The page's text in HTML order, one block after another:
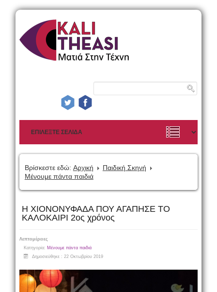
Βρίσκεστε εδώ: Αρχική
Παιδική Σκηνή
Μένουμε πάντα παιδιά
Η ΧΙΟΝΟΝΥΦΑΔΑ ΠΟΥ ΑΓΑΠΗΣΕ ΤΟ
ΚΑΛΟΚΑΙΡΙ 2ος χρόνος
Λεπτομέρειες
Κατηγορία: Μένουμε πάντα παιδιά
Δημοσιεύθηκε : 22 Οκτωβρίου 2019